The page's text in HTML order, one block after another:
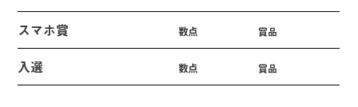
スマホ賞 数点 賞品
入選 数点 賞品